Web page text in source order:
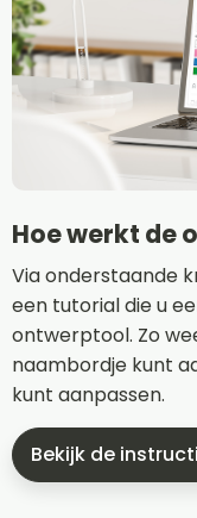
Hoe werkt de
Via onderstaande
een tutorial die u
ontwerptool. Zo
naambordje kunt
kunt aanpassen.
Bekijk de